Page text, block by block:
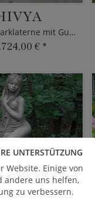
Dekorative Parklaterne mit Gusseisen
€ *
UNTERSTÜTZUNG
Website. Einige von
andere uns helfen,
zu verbessern.